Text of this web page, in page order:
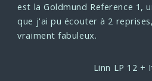
est la Goldmund Reference 1,
que j'ai pu écouter à 2
vraiment fabuleux.
Linn LP 12 +